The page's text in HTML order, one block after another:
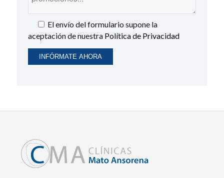
El envío del formulario supone la
aceptación de nuestra Política de Privacidad